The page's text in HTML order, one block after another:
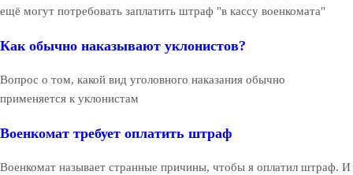
ещё могут потребовать заплатить штраф "в кассу военкомата"
Как обычно наказывают уклонистов?
Вопрос о том, какой вид уголовного наказания обычно
применяется к уклонистам
Военкомат требует оплатить штраф
Военкомат называет странные причины, чтобы я оплатил штраф. И